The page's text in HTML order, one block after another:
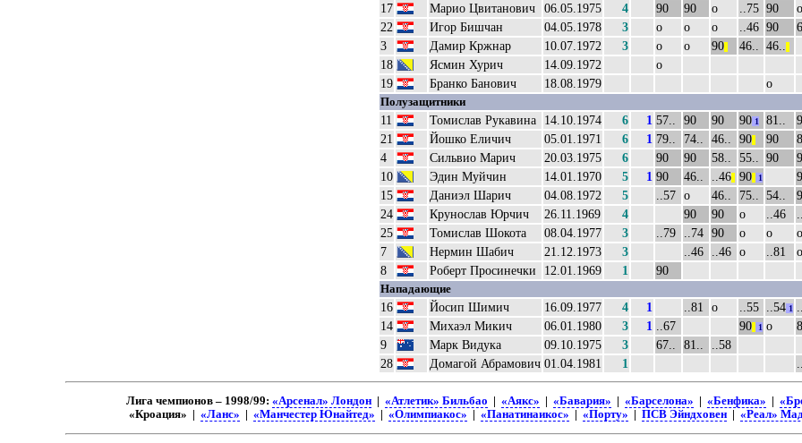
17
Марио Цвитанович 06.05.1975 4 90 90 о ..75 90
о
22
Игор Бишчан 04.05.1978 3 о о о ..46 90
3
Дамир Кржнар 10.07.1972 3 о о 90|| 46.. 46..
18 Ясмин Хурич 14.09.1972
о
19
Бранко Банович 18.08.1979 о
Полузащитники
11 Томислав Рукавина 14.10.1974 6 1 57.. 90 90 901 81..
21
Йошко Еличич 05.01.1971 6 1 79.. 74.. 46.. 90|| 90
4 Сильвио Марич 20.03.1975 6 90 90 58.. 55.. 90
10
Эдин Муйчин 14.01.1970 5 1 90 46.. ..46|| 90|| 1
15
Даниэл Шарич 04.08.1972 5 ..57 о 46.. 75.. 54..
24
Крунослав Юрчич 26.11.1969 4 90 90 о ..46
25
Томислав Шокота 08.04.1977 3 ..79 ..74 90 о о
о
7
Нермин Шабич 21.12.1973 3 ..46 ..46 о ..81
о
8
Роберт Просинечки 12.01.1969 1 90
Нападающие
16 Йосип Шимич 16.09.1977 4 1 ..81 о ..55 ..541
14
Михаэл Микич 06.01.1980 3 1 ..67 90|| 1 о
9
Марк Видука 09.10.1975 3 67.. 81..
..58
28
Домагой Абрамович 01.04.1981 1
Лига чемпионов – 1998/99: «Арсенал» Лондон| «Атлетик» Бильбао | «Аякс» | «Бавария» | «Барселона» | «Бенфика» |
«Кроация» | «Ланс» | «Манчестер Юнайтед» | «Олимпиакос» | «Панатинаикос» | «Порту» | ПСВ Эйндховен| «Реал»